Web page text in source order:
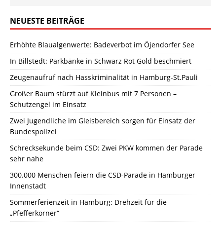
NEUESTE BEITRÄGE
Erhöhte Blaualgenwerte: Badeverbot im Öjendorfer See
In Billstedt: Parkbänke in Schwarz Rot Gold beschmiert
Zeugenaufruf nach Hasskriminalität in Hamburg-St.Pauli
Großer Baum stürzt auf Kleinbus mit 7 Personen –
Schutzengel im Einsatz
Zwei Jugendliche im Gleisbereich sorgen für Einsatz der
Bundespolizei
Schrecksekunde beim CSD: Zwei PKW kommen der Parade
sehr nahe
300.000 Menschen feiern die CSD-Parade in Hamburger
Innenstadt
Sommerferienzeit in Hamburg: Drehzeit für die
„Pfefferkörner“